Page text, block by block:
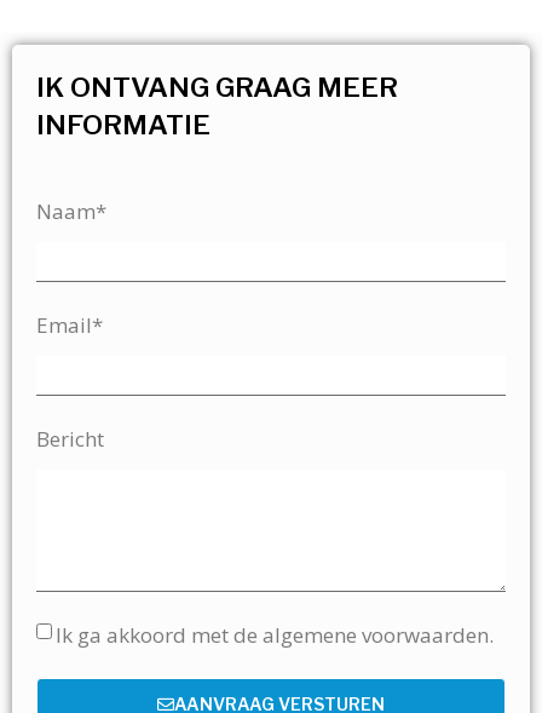
IK ONTVANG GRAAG MEER
INFORMATIE
Naam*
Email*
Bericht
Ik ga akkoord met de algemene voorwaarden.
AANVRAAG VERSTUREN